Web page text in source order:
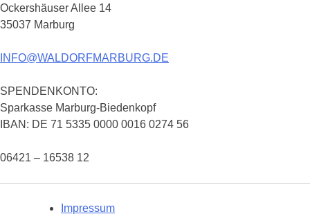
Ockershäuser Allee 14
35037 Marburg
INFO@WALDORFMARBURG.DE
SPENDENKONTO:
Sparkasse Marburg-Biedenkopf
IBAN: DE 71 5335 0000 0016 0274 56
06421 – 16538 12
Impressum